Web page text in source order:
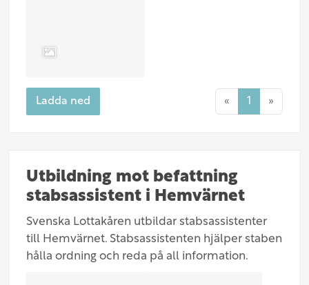
Ladda ned « 1 »
Utbildning mot befattning
stabsassistent i Hemvärnet
Svenska Lottakåren utbildar stabsassistenter
till Hemvärnet. Stabsassistenten hjälper staben
hålla ordning och reda på all information.